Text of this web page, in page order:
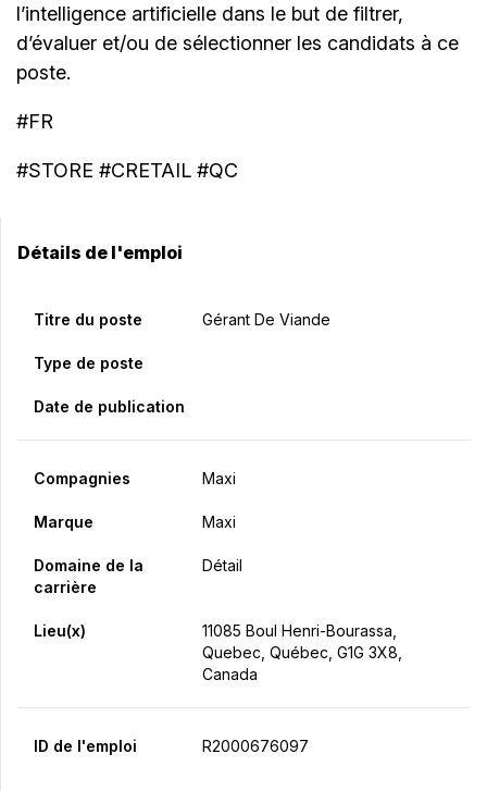
l’intelligence artificielle dans le but de filtrer,
d’évaluer et/ou de sélectionner les candidats à ce
poste.
#FR
#STORE #CRETAIL #QC
Détails de l'emploi
Titre du poste Gérant De Viande
Type de poste
Date de publication
Compagnies Maxi
Marque Maxi
Domaine de la
carrière
Détail
Lieu(x)
11085 Boul Henri-Bourassa,
Quebec, Québec, G1G 3X8,
Canada
ID de l'emploi R2000676097